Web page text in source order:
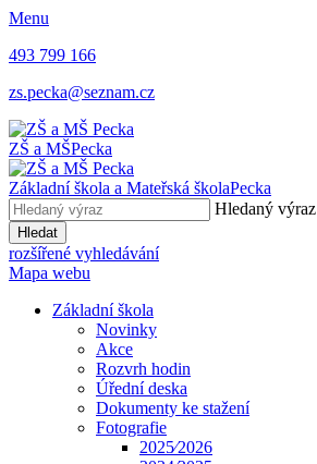
Menu
493 799 166
zs.pecka@seznam.cz
ZŠ a MŠPecka
Základní škola a Mateřská školaPecka
Hledaný výraz
Hledat
rozšířené vyhledávání
Mapa webu
Základní škola
Novinky
Akce
Rozvrh hodin
Úřední deska
Dokumenty ke stažení
Fotografie
2025⁄2026